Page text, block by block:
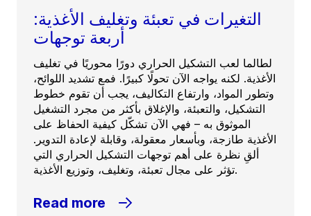
التغيرات في تعبئة وتغليف الأغذية:
أربعة توجهات
لطالما لعب التشكيل الحراري دورًا محوريًا في تغليف
الأغذية. لكنه يواجه الآن تحولًا كبيرًا. فمع تشديد اللوائح،
وتطور المواد، وارتفاع التكاليف، يجب أن تقوم خطوط
التشكيل، والتعبئة، والإغلاق بأكثر من مجرد التشغيل
الموثوق به – فهي الآن تشكّل كيفية الحفاظ على
الأغذية طازجة، وبأسعار معقولة، وقابلة لإعادة التدوير.
ألقِ نظرة على أهم توجهات التشكيل الحراري التي
تؤثر على مجال تعبئة، وتغليف، وتوزيع الأغذية.
Read more